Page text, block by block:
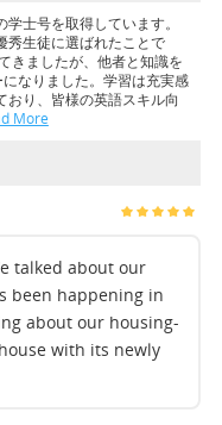
士号を取得しています。
秀生徒に選ばれたことで
きましたが、他者と知識を
なりました。学習は充実感
り、皆様の英語スキル向
More
talked about our
been happening in
about our housing-
with its newly